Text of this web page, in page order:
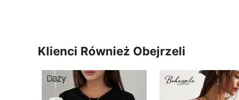
Klienci Również Obejrzeli